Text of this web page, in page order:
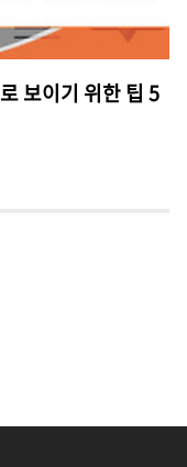
보이기 위한 팁 5